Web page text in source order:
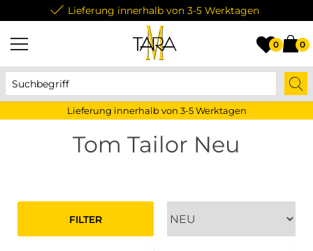
Lieferung innerhalb von 3-5 Werktagen
0 0
Lieferung innerhalb von 3-5 Werktagen
Tom Tailor Neu
FILTER